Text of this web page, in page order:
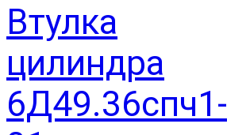
Втулка
цилиндра
6Д49.36спч1-